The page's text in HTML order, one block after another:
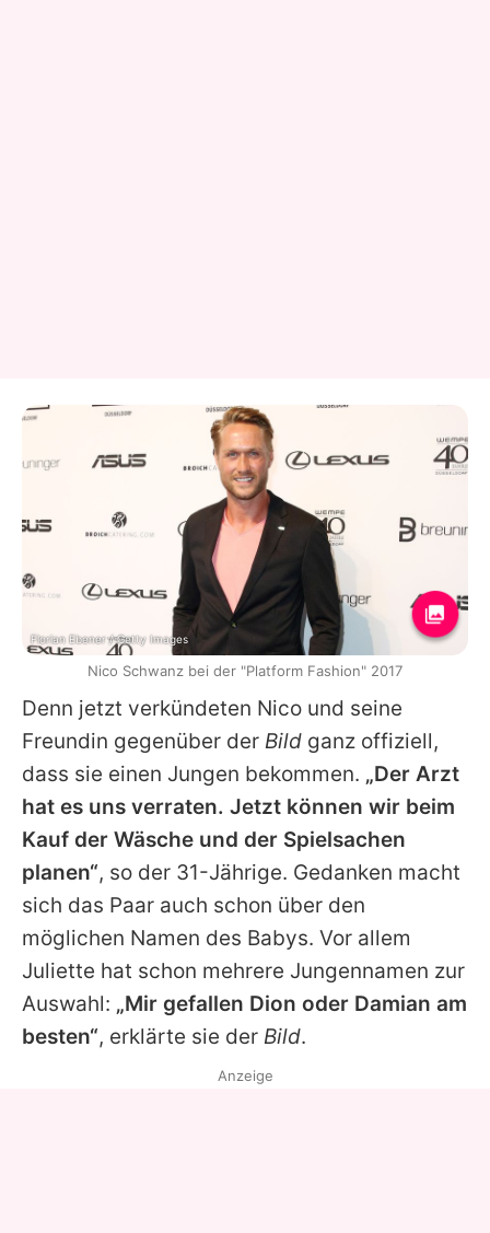
Denn jetzt verkündeten Nico und seine
Freundin gegenüber der Bild ganz offiziell,
dass sie einen Jungen bekommen. „Der Arzt
hat es uns verraten. Jetzt können wir beim
Kauf der Wäsche und der Spielsachen
planen“, so der 31-Jährige. Gedanken macht
sich das Paar auch schon über den
möglichen Namen des Babys. Vor allem
Juliette hat schon mehrere Jungennamen zur
Auswahl: „Mir gefallen Dion oder Damian am
besten“, erklärte sie der Bild.
Florian Ebener / Getty Images
Nico Schwanz bei der "Platform Fashion" 2017
Anzeige